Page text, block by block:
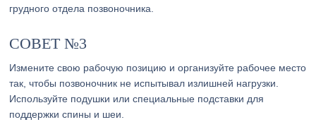
грудного отдела позвоночника.
СОВЕТ №3
Измените свою рабочую позицию и организуйте рабочее место
так, чтобы позвоночник не испытывал излишней нагрузки.
Используйте подушки или специальные подставки для
поддержки спины и шеи.